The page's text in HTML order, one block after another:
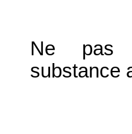
Ne pas
substance